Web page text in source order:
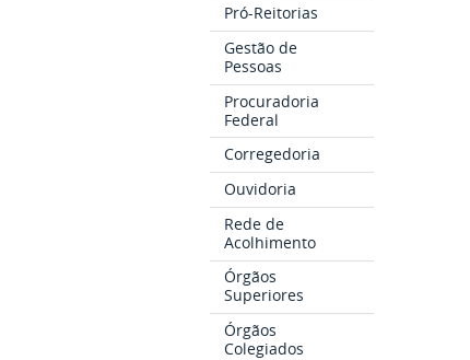
Pró-Reitorias
Gestão de
Pessoas
Procuradoria
Federal
Corregedoria
Ouvidoria
Rede de
Acolhimento
Órgãos
Superiores
Órgãos
Colegiados